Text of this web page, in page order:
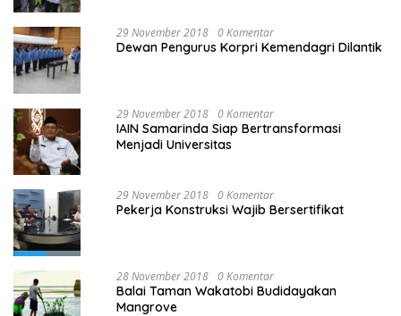
29 November 2018 0 Komentar
Dewan Pengurus Korpri Kemendagri Dilantik
29 November 2018 0 Komentar
IAIN Samarinda Siap Bertransformasi
Menjadi Universitas
29 November 2018 0 Komentar
Pekerja Konstruksi Wajib Bersertifikat
28 November 2018 0 Komentar
Balai Taman Wakatobi Budidayakan
Mangrove